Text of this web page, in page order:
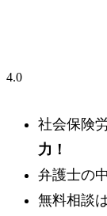
4.0
社会保険
力！
弁護士の
無料相談